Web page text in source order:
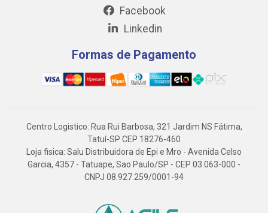
Facebook
Linkedin
Formas de Pagamento
Centro Logistico: Rua Rui Barbosa, 321 Jardim NS Fátima,
Tatuí-SP CEP 18276-460
Loja fisica: Salu Distribuidora de Epi e Mro - Avenida Celso
Garcia, 4357 - Tatuape, Sao Paulo/SP - CEP 03.063-000 -
CNPJ 08.927.259/0001-94